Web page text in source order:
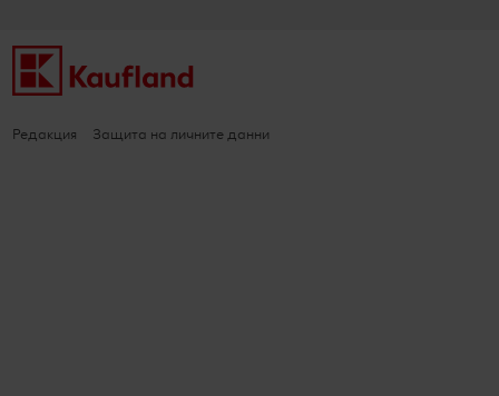
Редакция Защита на личните данни